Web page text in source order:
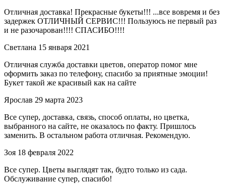
Отличная доставка! Прекрасные букеты!!! ...все вовремя и без
задержек ОТЛИЧНЫЙ СЕРВИС!!! Пользуюсь не первый раз
и не разочарован!!!! СПАСИБО!!!!
Светлана 15 января 2021
Отличная служба доставки цветов, оператор помог мне
оформить заказ по телефону, спасибо за приятные эмоции!
Букет такой же красивый как на сайте
Ярослав 29 марта 2023
Все супер, доставка, связь, способ оплаты, но цветка,
выбранного на сайте, не оказалось по факту. Пришлось
заменить. В остальном работа отличная. Рекомендую.
Зоя 18 февраля 2022
Все супер. Цветы выглядят так, будто только из сада.
Обслуживание супер, спасибо!